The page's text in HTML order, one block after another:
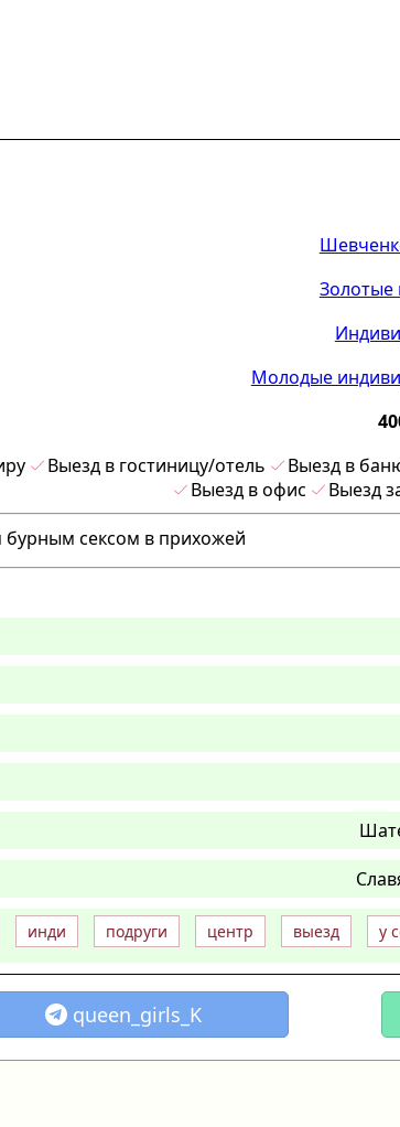
Золотые
Молодые
Выезд в гостиницу/отель
Выезд в
Выезд в офис
Выезд
сексом в прихожей
инди подруги центр выезд у
queen_girls_K